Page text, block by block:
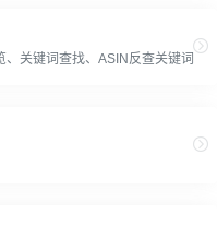
、关键词查找、ASIN反查关键词